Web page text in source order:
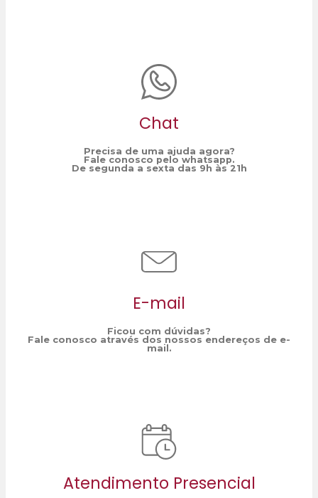
Chat
Precisa de uma ajuda agora?
Fale conosco pelo whatsapp.
De segunda a sexta das 9h às 21h
E-mail
Ficou com dúvidas?
Fale conosco através dos nossos endereços de e-
mail.
Atendimento Presencial